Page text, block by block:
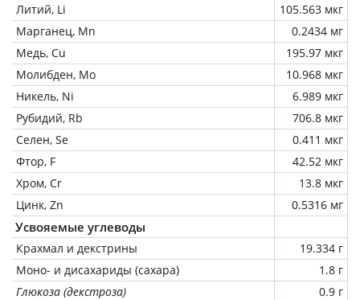
Литий, Li
105.563 мкг
Марганец, Mn
0.2434 мг
Медь, Cu
195.97 мкг
Молибден, Mo
10.968 мкг
Никель, Ni
6.989 мкг
Рубидий, Rb
706.8 мкг
Селен, Se
0.411 мкг
Фтор, F
42.52 мкг
Хром, Cr
13.8 мкг
Цинк, Zn
0.5316 мг
Усвояемые углеводы
Крахмал и декстрины
19.334 г
Моно- и дисахариды (сахара)
1.8 г
Глюкоза (декстроза)
0.9 г